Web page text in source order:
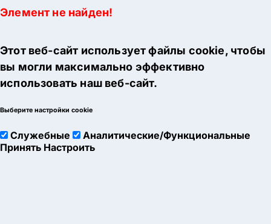
Элемент не найден!
Этот веб-сайт использует файлы cookie, чтобы
вы могли максимально эффективно
использовать наш веб-сайт.
Выберите настройки cookie
Служебные
Аналитические/Функциональные
Принять Настроить